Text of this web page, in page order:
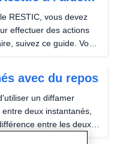
Windows
RESTIC, vous devez
effectuer des actions
suivez ce guide. Vous
avec du repos
un diffamer
deux instantanés,
entre les deux